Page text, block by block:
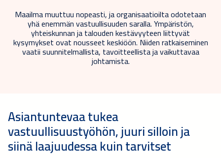
Maailma muuttuu nopeasti, ja organisaatioilta odotetaan
yhä enemmän vastuullisuuden saralla. Ympäristön,
yhteiskunnan ja talouden kestävyyteen liittyvät
kysymykset ovat nousseet keskiöön. Niiden ratkaiseminen
vaatii suunnitelmallista, tavoitteellista ja vaikuttavaa
johtamista.
Asiantuntevaa tukea
vastuullisuustyöhön, juuri silloin ja
siinä laajuudessa kuin tarvitset